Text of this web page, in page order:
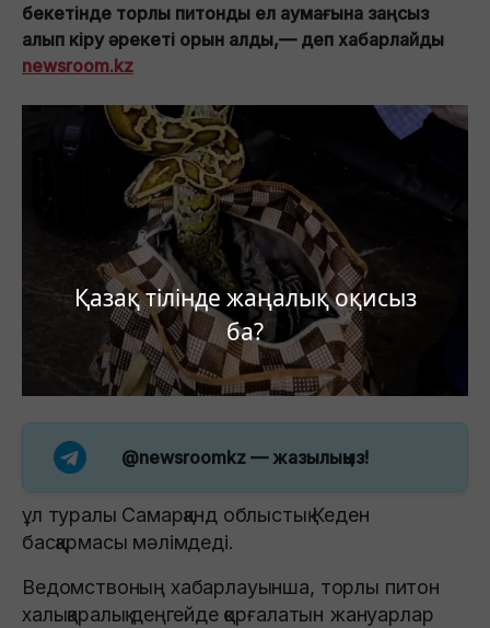
Қазақ тілінде жаңалық оқисыз
ба?
бекетінде торлы питонды ел аумағына заңсыз
алып кіру әрекеті орын алды,— деп хабарлайды
newsroom.kz
@newsroomkz — жазылыңыз!
ұл туралы Самарқанд облыстық Кеден
басқармасы мәлімдеді.
Ведомствоның хабарлауынша, торлы питон
халықаралық деңгейде қорғалатын жануарлар